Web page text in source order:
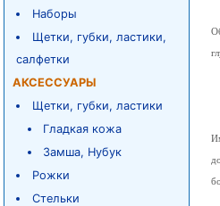
Наборы
Щетки, губки, ластики,
салфетки
АКСЕССУАРЫ
Щетки, губки, ластики
Гладкая кожа
Замша, Нубук
Рожки
Стельки